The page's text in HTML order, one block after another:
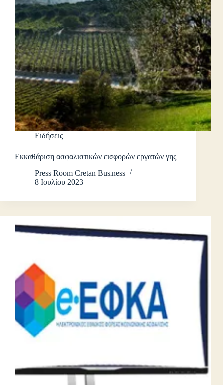
Ειδήσεις
Εκκαθάριση ασφαλιστικών εισφορών εργατών γης
Press Room Cretan Business
8 Ιουλίου 2023